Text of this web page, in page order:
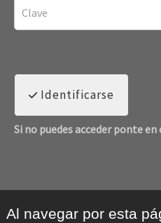
Identificarse
Si no puedes acceder ponte
Al navegar por esta